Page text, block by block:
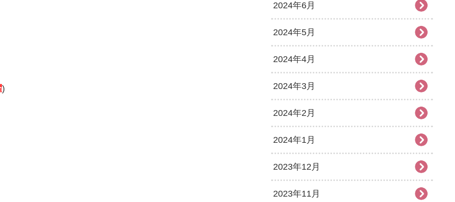
)
2024年6月
2024年5月
2024年4月
2024年3月
2024年2月
2024年1月
2023年12月
2023年11月